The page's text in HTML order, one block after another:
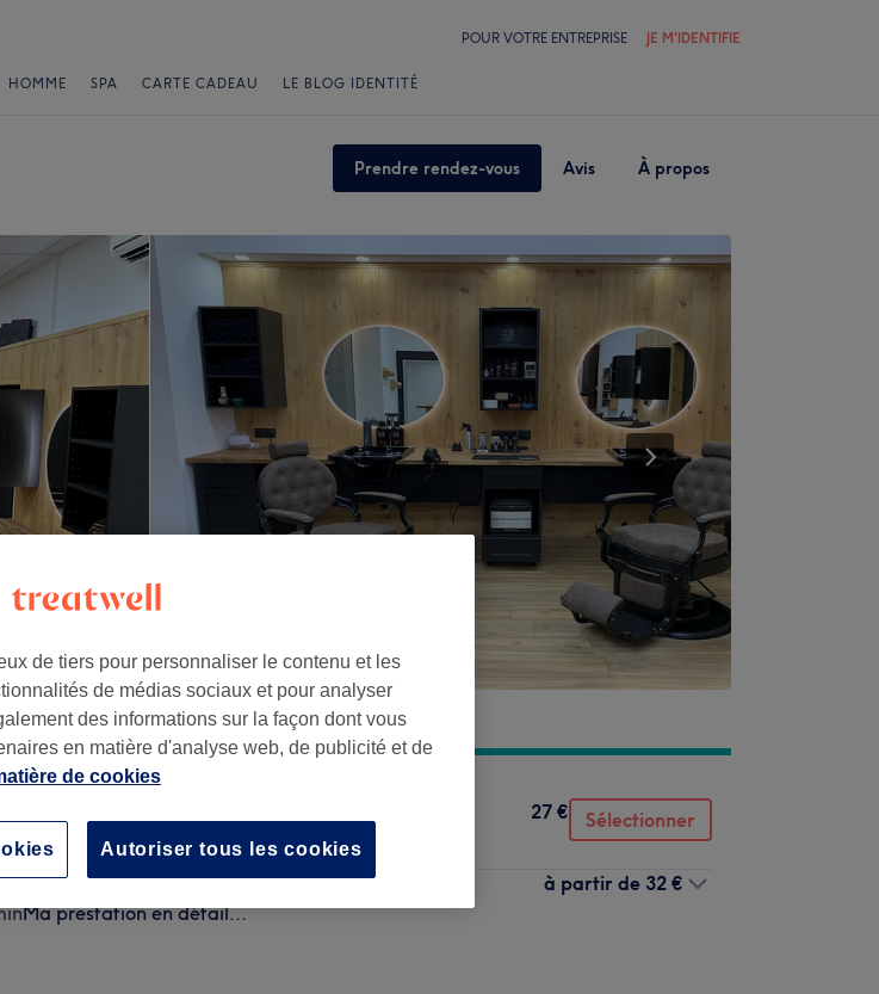
POUR VOTRE ENTREPRISE JE M'IDENTIFIE
HOMME SPA CARTE CADEAU LE BLOG IDENTITÉ
Prendre rendez-vous Avis À propos
en détail...
27 € Sélectionner
premium
Ma prestation en détail...
à partir de 32 €
de tiers pour personnaliser le contenu et les
de médias sociaux et pour analyser
des informations sur la façon dont vous
en matière d'analyse web, de publicité et de
de cookies
Autoriser tous les cookies